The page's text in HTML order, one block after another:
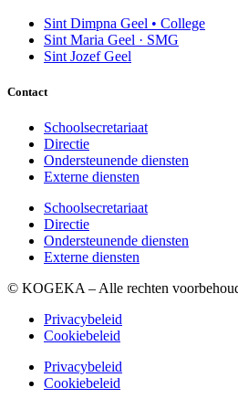
Sint Dimpna Geel • College
Sint Maria Geel · SMG
Sint Jozef Geel
Contact
Schoolsecretariaat
Directie
Ondersteunende diensten
Externe diensten
Schoolsecretariaat
Directie
Ondersteunende diensten
Externe diensten
© KOGEKA – Alle rechten
Privacybeleid
Cookiebeleid
Privacybeleid
Cookiebeleid